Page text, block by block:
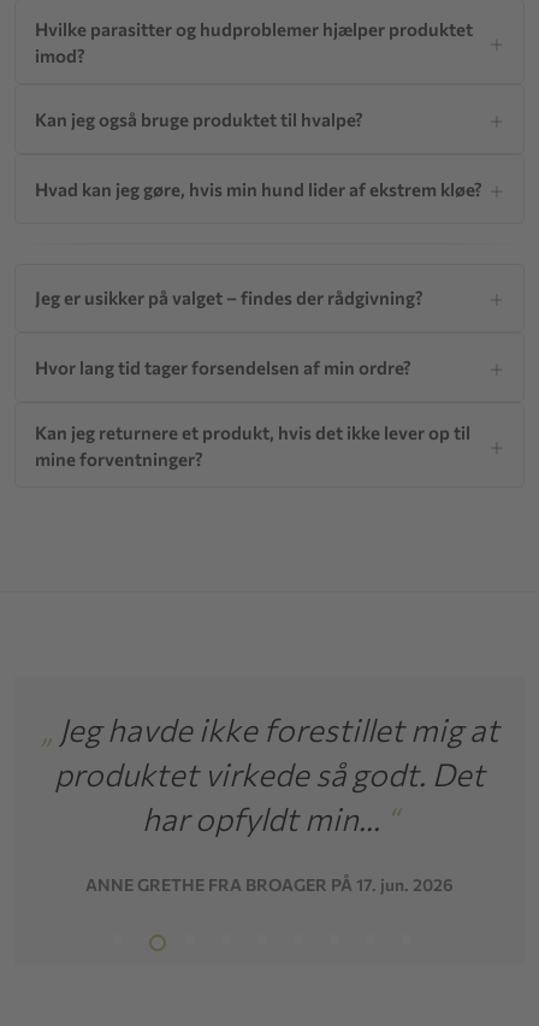
Hvilke parasitter og hudproblemer hjælper produktet
imod?
Kan jeg også bruge produktet til hvalpe?
Hvad kan jeg gøre, hvis min hund lider af ekstrem kløe?
Jeg er usikker på valget – findes der rådgivning?
Hvor lang tid tager forsendelsen af min ordre?
Kan jeg returnere et produkt, hvis det ikke lever op til
mine forventninger?
Jeg havde ikke forestillet mig at
produktet virkede så godt. Det
har opfyldt min...“
ANNE GRETHE FRA BROAGER PÅ 17. jun. 2026
„